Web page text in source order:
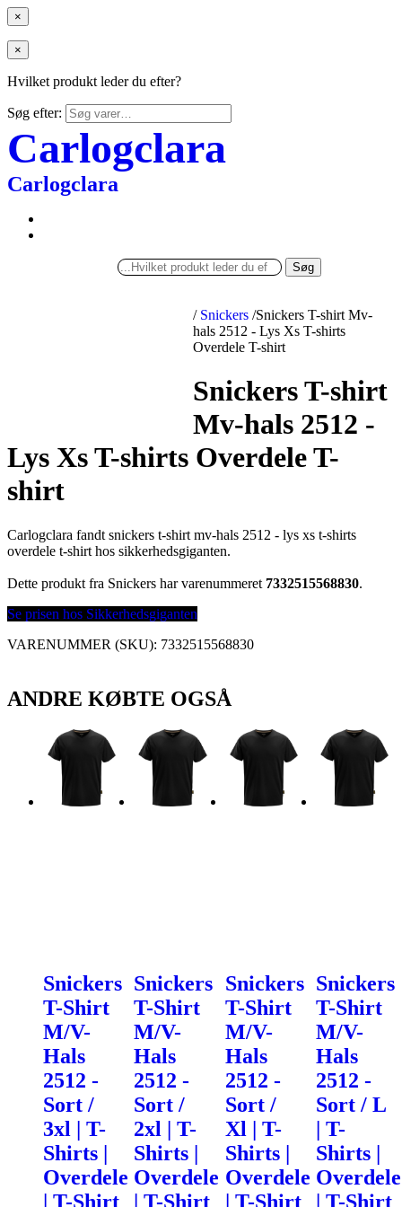
×
×
Hvilket produkt leder du efter?
Søg efter:
Carlogclara
Carlogclara
Søg
/ Snickers /Snickers T-shirt Mv-
hals 2512 - Lys Xs T-shirts
Overdele T-shirt
Snickers T-shirt
Mv-hals 2512 -
Lys Xs T-shirts Overdele T-
shirt
Carlogclara fandt snickers t-shirt mv-hals 2512 - lys xs t-shirts
overdele t-shirt hos sikkerhedsgiganten.
Dette produkt fra Snickers har varenummeret 7332515568830.
Se prisen hos Sikkerhedsgiganten
VARENUMMER (SKU): 7332515568830
ANDRE KØBTE OGSÅ
Snickers
T-Shirt
M/V-
Hals
2512 -
Sort /
3xl | T-
Shirts |
Overdele
| T-Shirt
Snickers
T-Shirt
M/V-
Hals
2512 -
Sort /
2xl | T-
Shirts |
Overdele
| T-Shirt
Snickers
T-Shirt
M/V-
Hals
2512 -
Sort /
Xl | T-
Shirts |
Overdele
| T-Shirt
Snickers
T-Shirt
M/V-
Hals
2512 -
Sort / L
| T-
Shirts |
Overdele
| T-Shirt